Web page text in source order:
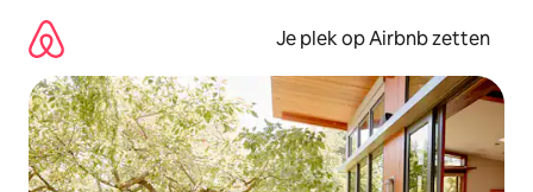
direct
naar
inhoud
Je plek op Airbnb zetten